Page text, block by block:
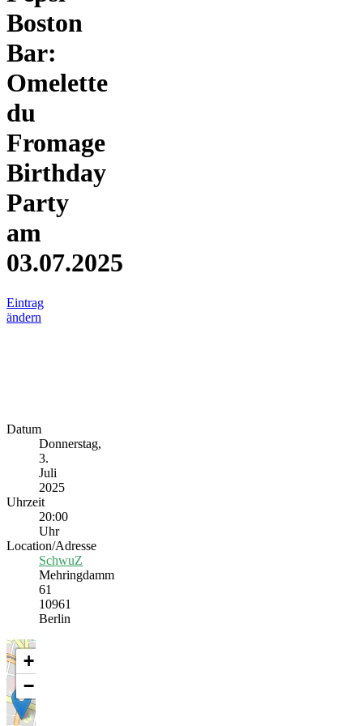
Boston
Bar:
Omelette
du
Fromage
Birthday
Party
am
03.07.2025
Eintrag
ändern
Datum
Donnerstag,
3.
Juli
2025
Uhrzeit
20:00
Uhr
Location/Adresse
SchwuZ
Mehringdamm
61
10961
Berlin
+
−